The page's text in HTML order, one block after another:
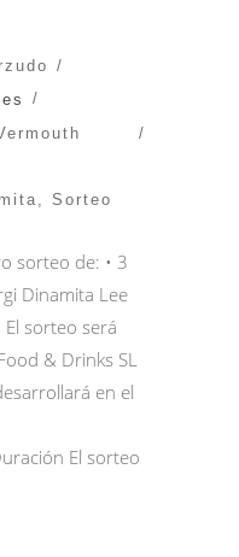
, Sorteo
sorteo de: • 3
Dinamita Lee
sorteo será
& Drinks SL
en el
El sorteo